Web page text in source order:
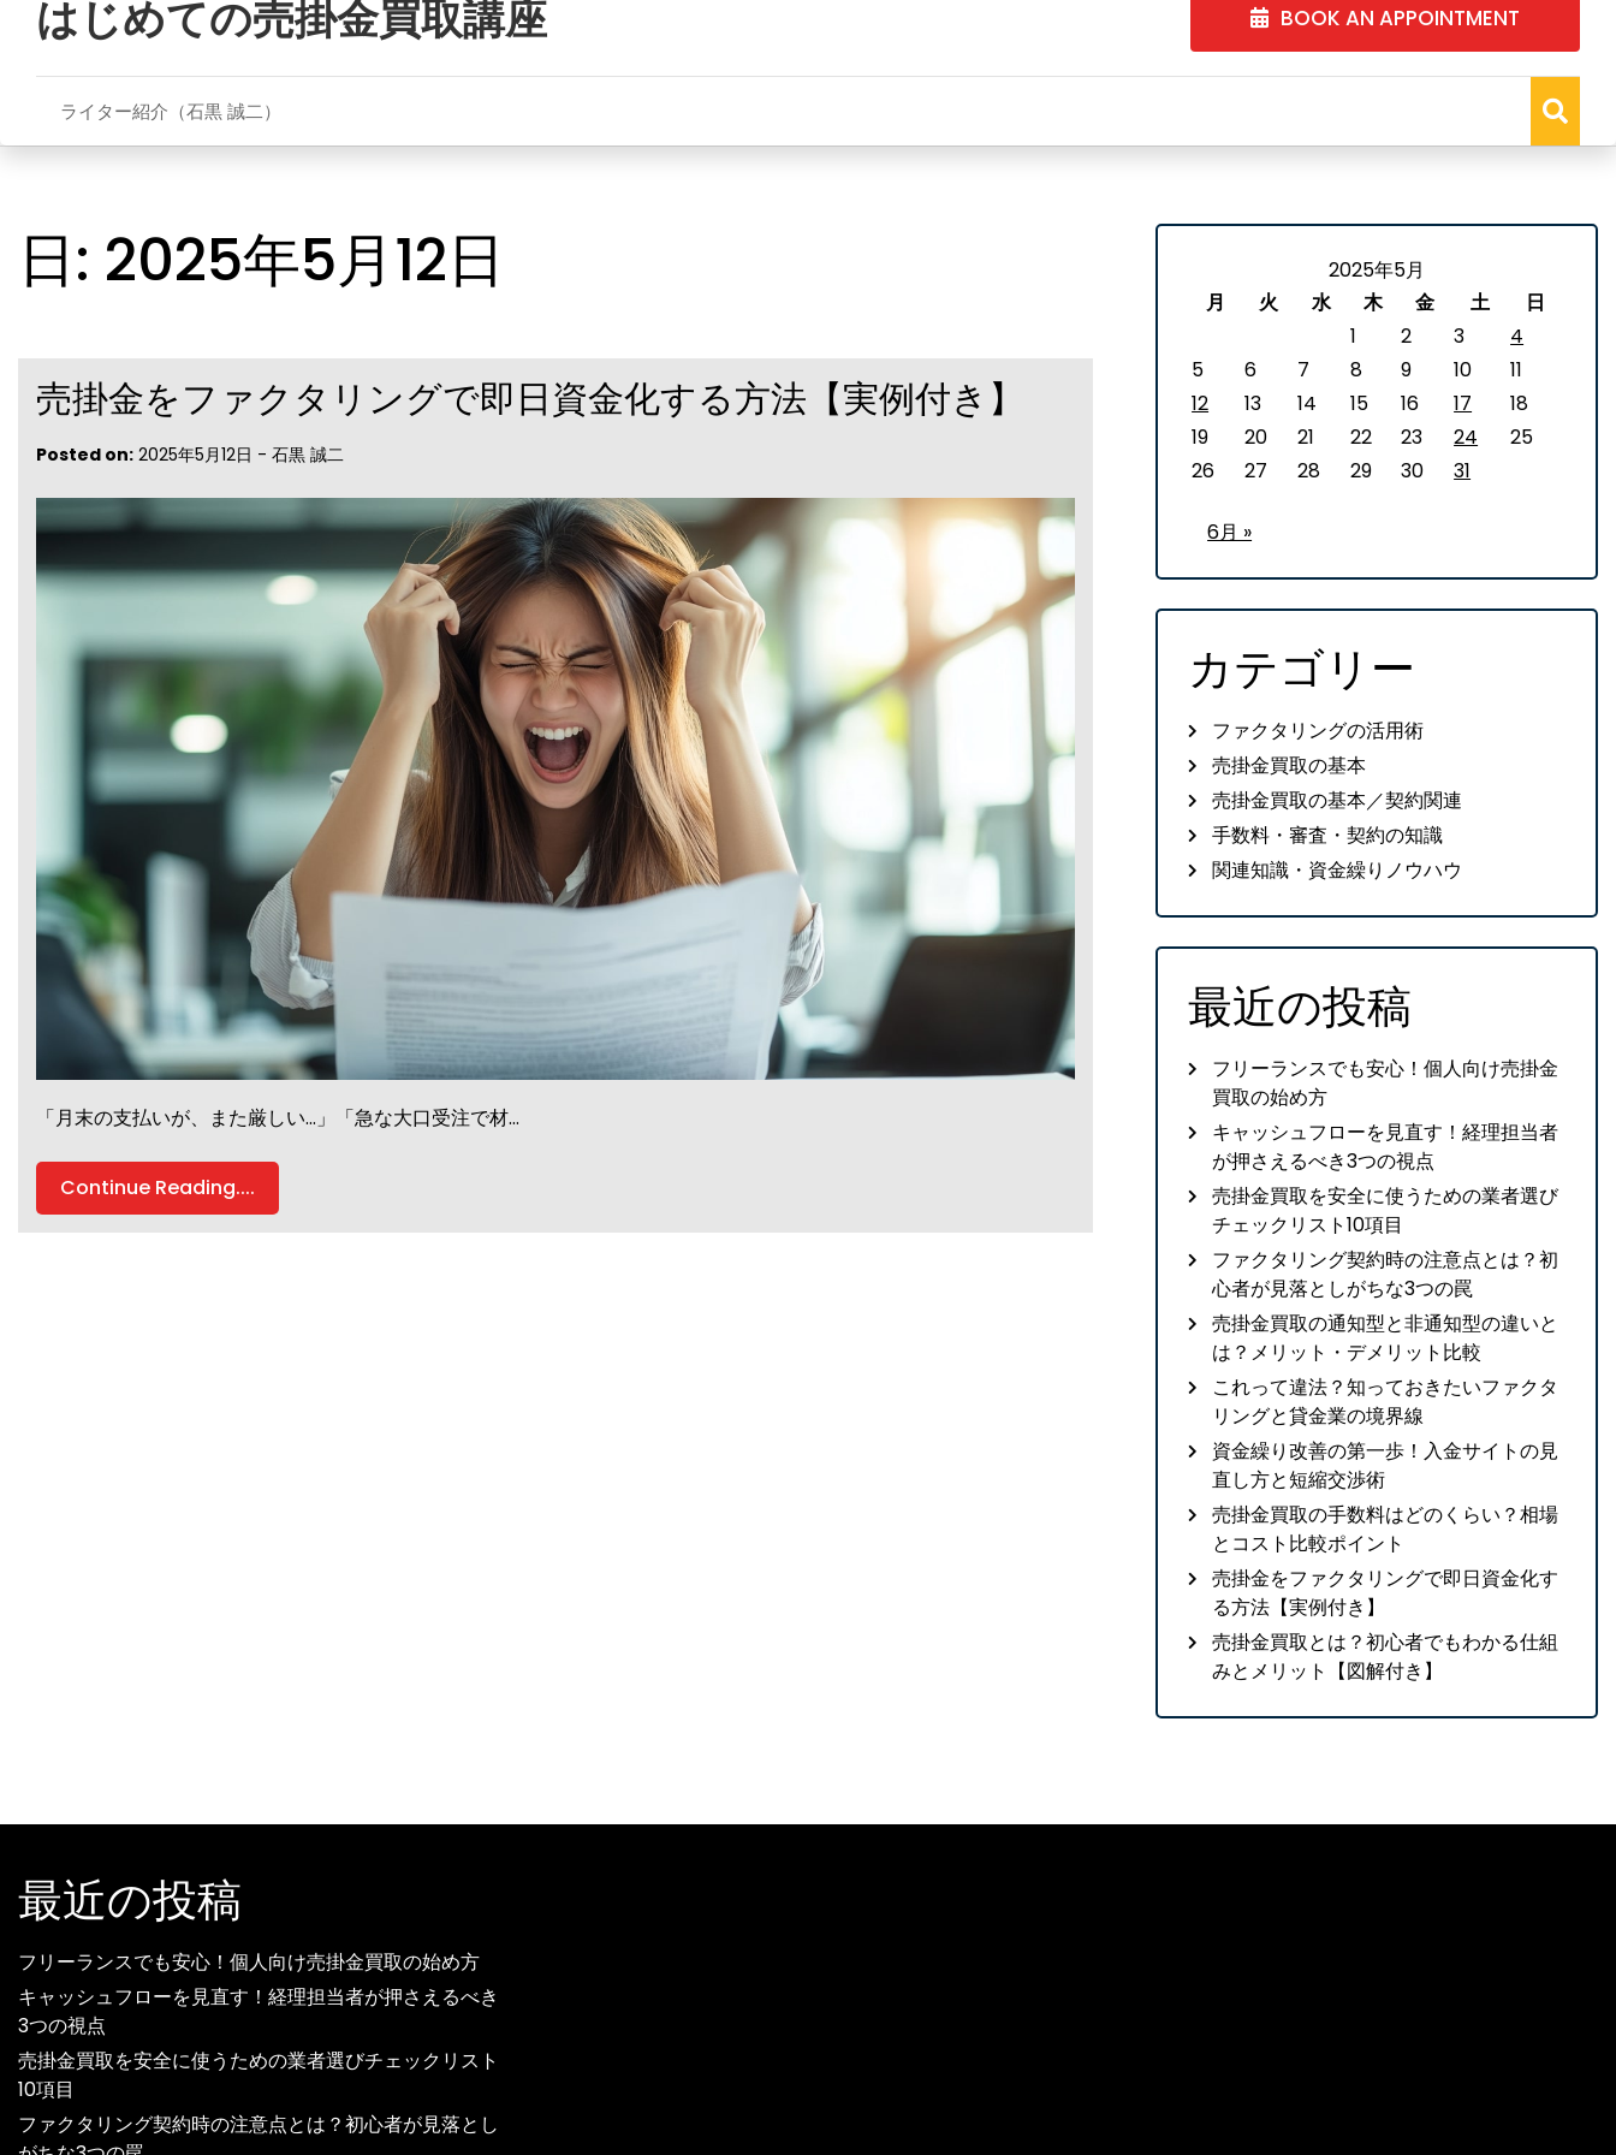
contentはじめての売掛金買取講座 BOOK AN APPOINTMENT
ライター紹介（石黒 誠二）
日: 2025年5月12日
売掛金をファクタリングで即日資金化する方法【実例付き】
Posted on: 2025年5月12日 - 石黒 誠二
「月末の支払いが、また厳しい…」「急な大口受注で材…
Continue Reading....
2025年5月
月
火 水 木 金 土
日
1
2 3
4
5
6 7 8 9 10
11
12
13 14 15 16 17
18
19
20 21 22 23 24
25
26
27 28 29 30 31
6月 »
カテゴリー
ファクタリングの活用術
売掛金買取の基本
売掛金買取の基本／契約関連
手数料・審査・契約の知識
関連知識・資金繰りノウハウ
最近の投稿
フリーランスでも安心！個人向け売掛金
買取の始め方
キャッシュフローを見直す！経理担当者
が押さえるべき3つの視点
売掛金買取を安全に使うための業者選び
チェックリスト10項目
ファクタリング契約時の注意点とは？初
心者が見落としがちな3つの罠
売掛金買取の通知型と非通知型の違いと
は？メリット・デメリット比較
これって違法？知っておきたいファクタ
リングと貸金業の境界線
資金繰り改善の第一歩！入金サイトの見
直し方と短縮交渉術
売掛金買取の手数料はどのくらい？相場
とコスト比較ポイント
売掛金をファクタリングで即日資金化す
る方法【実例付き】
売掛金買取とは？初心者でもわかる仕組
みとメリット【図解付き】
最近の投稿
フリーランスでも安心！個人向け売掛金買取の始め方
キャッシュフローを見直す！経理担当者が押さえるべき
3つの視点
売掛金買取を安全に使うための業者選びチェックリスト
10項目
ファクタリング契約時の注意点とは？初心者が見落とし